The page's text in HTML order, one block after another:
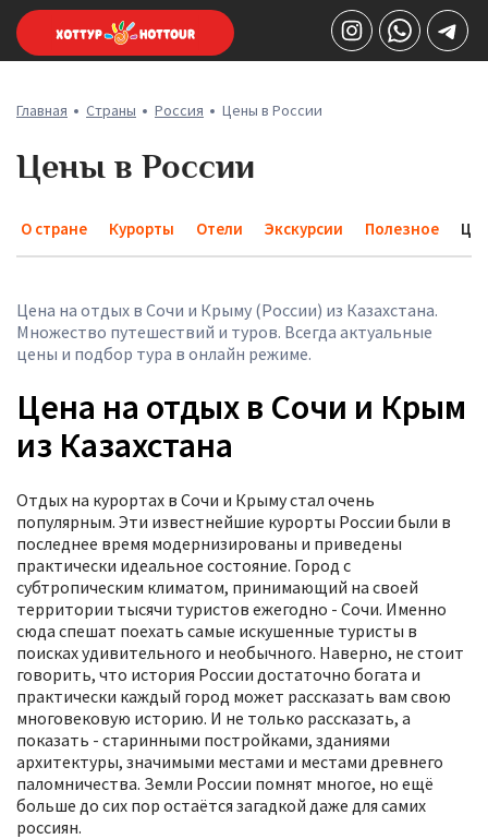
Главная Страны Россия Цены в России
Цены в России
О стране Курорты Отели Экскурсии Полезное
Цена на отдых в Сочи и Крыму (России) из Казахстана.
Множество путешествий и туров. Всегда актуальные
цены и подбор тура в онлайн режиме.
Цена на отдых в Сочи и Крым
из Казахстана
Отдых на курортах в Сочи и Крыму стал очень
популярным. Эти известнейшие курорты России были в
последнее время модернизированы и приведены
практически идеальное состояние. Город с
субтропическим климатом, принимающий на своей
территории тысячи туристов ежегодно - Сочи. Именно
сюда спешат поехать самые искушенные туристы в
поисках удивительного и необычного. Наверно, не стоит
говорить, что история России достаточно богата и
практически каждый город может рассказать вам свою
многовековую историю. И не только рассказать, а
показать - старинными постройками, зданиями
архитектуры, значимыми местами и местами древнего
паломничества. Земли России помнят многое, но ещё
больше до сих пор остаётся загадкой даже для самих
россиян.